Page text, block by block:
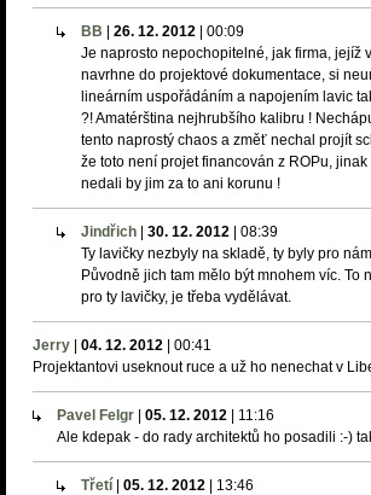
BB 26. 12. 2012 00:09
Je naprosto nepochopitelné, jak firma, jejíž
navrhne do projektové dokumentace, si
lineárním uspořádáním a napojením lavic
?! Amatérština nejhrubšího kalibru !
tento naprostý chaos a změť nechal projít
že toto není projet financován z ROPu,
nedali by jim za to ani korunu !
Jindřich 30. 12. 2012 08:39
Ty lavičky nezbyly na skladě, ty byly pro
Původně jich tam mělo být mnohem víc. To
pro ty lavičky, je třeba vydělávat.
Jerry 04. 12. 2012 00:41
Projektantovi useknout ruce a už ho nenechat v
Pavel Felgr 05. 12. 2012 11:16
Ale kdepak - do rady architektů ho posadili :-)
Třetí 05. 12. 2012 13:46